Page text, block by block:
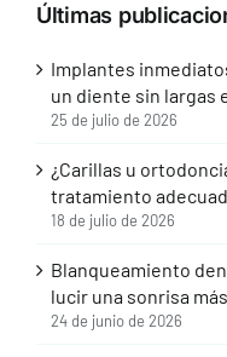
Últimas
Implantes
un diente sin largas
25 de julio de 2026
¿Carillas u
tratamiento
18 de julio de 2026
Blanqueamiento
lucir una sonrisa
24 de junio de 2026